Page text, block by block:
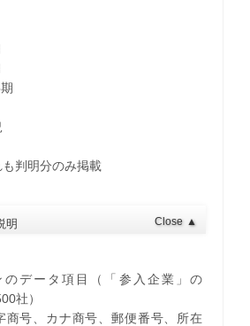
判明分のみ掲載
明 Close ▲
のデータ項目（「参入企業」の
社）
商号、カナ商号、郵便番号、所在